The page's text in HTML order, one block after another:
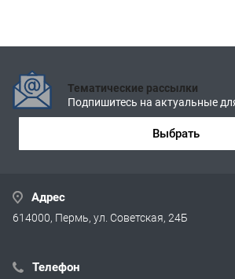
Тематические рассылки
Подпишитесь на актуальные
Выбрать
Адрес
614000, Пермь, ул. Советская, 24Б
Телефон